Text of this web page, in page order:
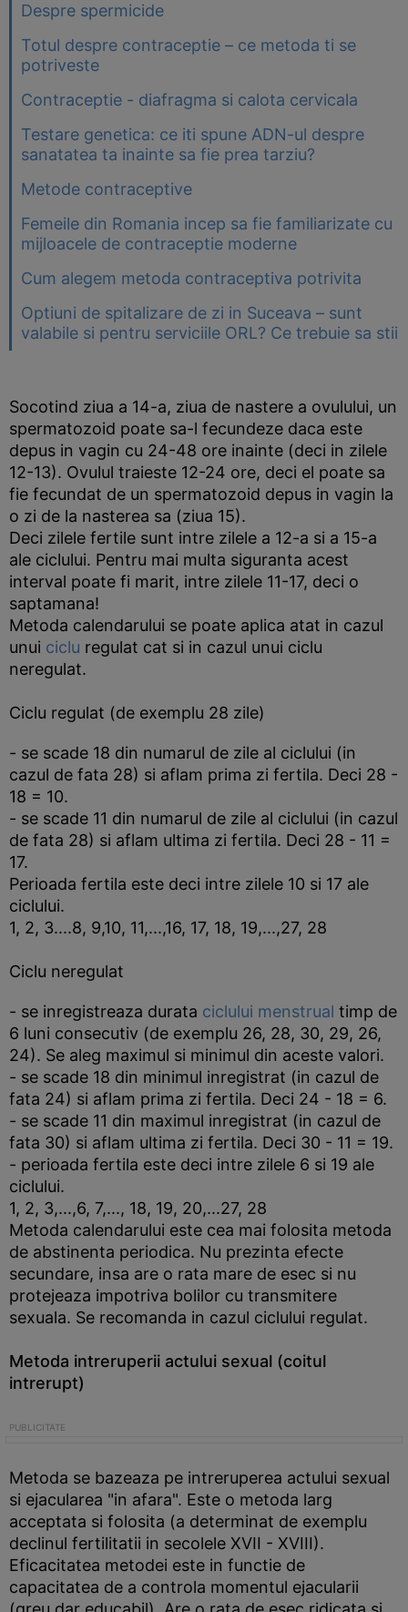
Despre spermicide
Totul despre contraceptie – ce metoda ti se
potriveste
Contraceptie - diafragma si calota cervicala
Testare genetica: ce iti spune ADN-ul despre
sanatatea ta inainte sa fie prea tarziu?
Metode contraceptive
Femeile din Romania incep sa fie familiarizate cu
mijloacele de contraceptie moderne
Cum alegem metoda contraceptiva potrivita
Optiuni de spitalizare de zi in Suceava – sunt
valabile si pentru serviciile ORL? Ce trebuie sa stii
Socotind ziua a 14-a, ziua de nastere a ovulului, un
spermatozoid poate sa-l fecundeze daca este
depus in vagin cu 24-48 ore inainte (deci in zilele
12-13). Ovulul traieste 12-24 ore, deci el poate sa
fie fecundat de un spermatozoid depus in vagin la
o zi de la nasterea sa (ziua 15).
Deci zilele fertile sunt intre zilele a 12-a si a 15-a
ale ciclului. Pentru mai multa siguranta acest
interval poate fi marit, intre zilele 11-17, deci o
saptamana!
Metoda calendarului se poate aplica atat in cazul
unui ciclu regulat cat si in cazul unui ciclu
neregulat.
Ciclu regulat (de exemplu 28 zile)
- se scade 18 din numarul de zile al ciclului (in
cazul de fata 28) si aflam prima zi fertila. Deci 28 -
18 = 10.
- se scade 11 din numarul de zile al ciclului (in cazul
de fata 28) si aflam ultima zi fertila. Deci 28 - 11 =
17.
Perioada fertila este deci intre zilele 10 si 17 ale
ciclului.
1, 2, 3....8, 9,10, 11,...,16, 17, 18, 19,...,27, 28
Ciclu neregulat
- se inregistreaza durata ciclului menstrual timp de
6 luni consecutiv (de exemplu 26, 28, 30, 29, 26,
24). Se aleg maximul si minimul din aceste valori.
- se scade 18 din minimul inregistrat (in cazul de
fata 24) si aflam prima zi fertila. Deci 24 - 18 = 6.
- se scade 11 din maximul inregistrat (in cazul de
fata 30) si aflam ultima zi fertila. Deci 30 - 11 = 19.
- perioada fertila este deci intre zilele 6 si 19 ale
ciclului.
1, 2, 3,...,6, 7,..., 18, 19, 20,...27, 28
Metoda calendarului este cea mai folosita metoda
de abstinenta periodica. Nu prezinta efecte
secundare, insa are o rata mare de esec si nu
protejeaza impotriva bolilor cu transmitere
sexuala. Se recomanda in cazul ciclului regulat.
Metoda intreruperii actului sexual (coitul
intrerupt)
Metoda se bazeaza pe intreruperea actului sexual
si ejacularea "in afara". Este o metoda larg
acceptata si folosita (a determinat de exemplu
declinul fertilitatii in secolele XVII - XVIII).
Eficacitatea metodei este in functie de
capacitatea de a controla momentul ejacularii